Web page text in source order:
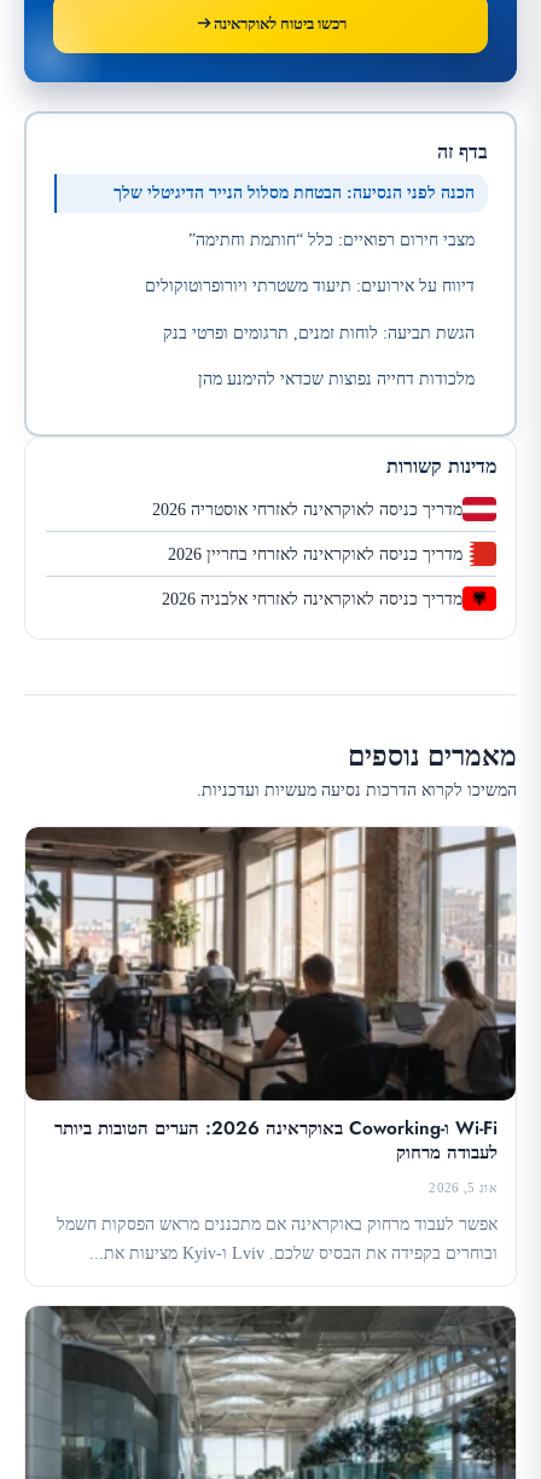
רכשו ביטוח לאוקראינה
בדף זה
הכנה לפני הנסיעה: הבטחת מסלול הנייר הדיגיטלי שלך
מצבי חירום רפואיים: כלל “חותמת וחתימה”
דיווח על אירועים: תיעוד משטרתי ויורופרוטוקולים
הגשת תביעה: לוחות זמנים, תרגומים ופרטי בנק
מלכודות דחייה נפוצות שכדאי להימנע מהן
מדינות קשורות
מדריך כניסה לאוקראינה לאזרחי אוסטריה 2026
מדריך כניסה לאוקראינה לאזרחי בחריין 2026
מדריך כניסה לאוקראינה לאזרחי אלבניה 2026
מאמרים נוספים
המשיכו לקרוא הדרכות נסיעה מעשיות ועדכניות.
Wi-Fi ו-Coworking באוקראינה 2026: הערים הטובות ביותר
לעבודה מרחוק
אוג 5, 2026
אפשר לעבוד מרחוק באוקראינה אם מתכננים מראש הפסקות חשמל
ובוחרים בקפידה את הבסיס שלכם. Lviv ו-Kyiv מציעות את...